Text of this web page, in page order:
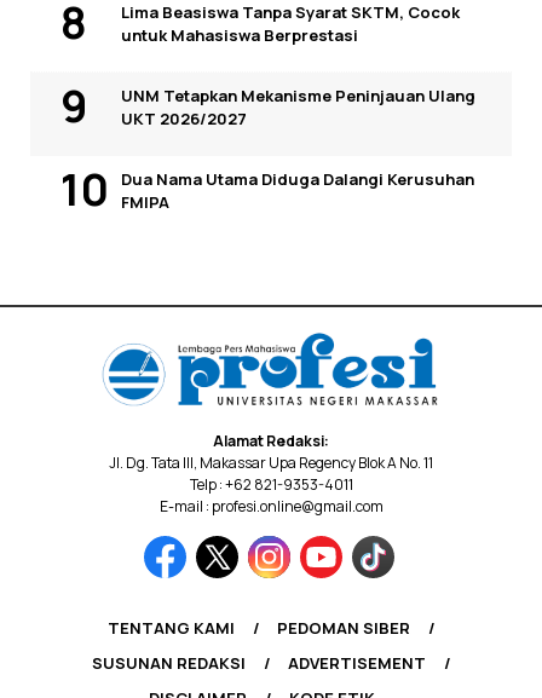
Lima Beasiswa Tanpa Syarat SKTM, Cocok
untuk Mahasiswa Berprestasi
UNM Tetapkan Mekanisme Peninjauan Ulang
UKT 2026/2027
Dua Nama Utama Diduga Dalangi Kerusuhan
FMIPA
Alamat Redaksi:
Jl. Dg. Tata III, Makassar Upa Regency Blok A No. 11
Telp : +62 821-9353-4011
E-mail : profesi.online@gmail.com
TENTANG KAMI
PEDOMAN SIBER
SUSUNAN REDAKSI
ADVERTISEMENT